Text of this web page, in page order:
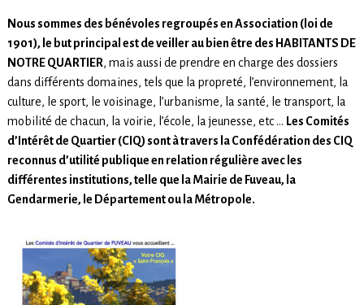
Nous sommes des bénévoles regroupés en Association (loi de
1901), le but principal est de veiller au bien être des HABITANTS DE
NOTRE QUARTIER, mais aussi de prendre en charge des dossiers
dans différents domaines, tels que la propreté, l’environnement, la
culture, le sport, le voisinage, l’urbanisme, la santé, le transport, la
mobilité de chacun, la voirie, l’école, la jeunesse, etc … Les Comités
d’Intérêt de Quartier (CIQ) sont à travers la Confédération des CIQ
reconnus d’utilité publique en relation régulière avec les
différentes institutions, telle que la Mairie de Fuveau, la
Gendarmerie, le Département ou la Métropole.